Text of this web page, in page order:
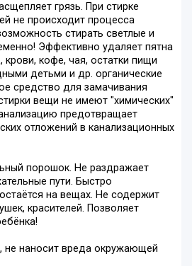
грязь. При стирке
не происходит процесса
стирать светлые и
Эффективно удаляет пятна
крови, кофе, чая, остатки пищи
детьми и др. органические
средство для замачивания
вещи не имеют "химических"
предотвращает
отложений в канализационных
порошок. Не раздражает
пути. Быстро
на вещах. Не содержит
красителей. Позволяет
не наносит вреда окружающей